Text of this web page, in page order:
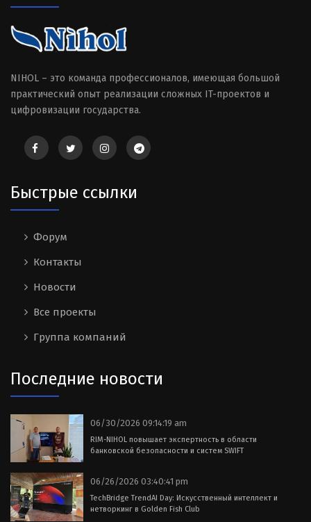
NIHOL – это команда профессионалов, имеющая большой
практический опыт реализации сложных IT-проектов и
цифровизации государства.
Быстрые ссылки
Форум
Контакты
Новости
Все проекты
Группа компаний
Последние новости
06/30/2026 09:14:19 am
RIM-NIHOL повышает экспертность в области
банковской безопасности и систем SWIFT
06/26/2026 03:40:41 pm
TechBridge TrendAI Day: Искусственный интеллект и
нетворкинг в Golden Fish Club